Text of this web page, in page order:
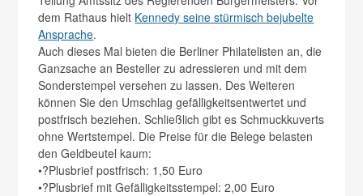
dem Rathaus hielt Kennedy seine stürmisch bejubelte
Ansprache.
Auch dieses Mal bieten die Berliner Philatelisten an, die
Ganzsache an Besteller zu adressieren und mit dem
Sonderstempel versehen zu lassen. Des Weiteren
können Sie den Umschlag gefälligkeitsentwertet und
postfrisch beziehen. Schließlich gibt es Schmuckkuverts
ohne Wertstempel. Die Preise für die Belege belasten
den Geldbeutel kaum:
•?Plusbrief postfrisch: 1,50 Euro
•?Plusbrief mit Gefälligkeitsstempel: 2,00 Euro